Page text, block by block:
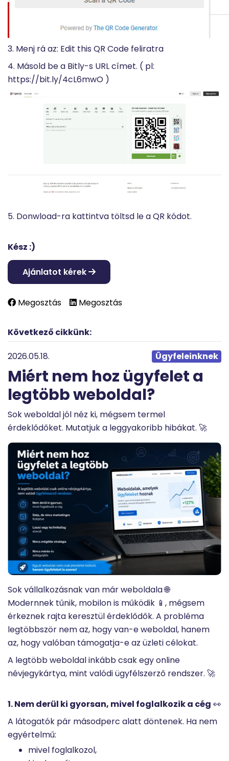
3. Menj rá az: Edit this QR Code feliratra
4. Másold be a Bitly-s URL címet. ( pl:
https://bit.ly/4cL6mwO )
5. Donwload-ra kattintva töltsd le a QR kódot.
Kész :)
Ajánlatot kérek
Megosztás Megosztás
Következő cikkünk:
2026.05.18. Ügyfeleinknek
Miért nem hoz ügyfelet a
legtöbb weboldal?
Sok weboldal jól néz ki, mégsem termel
érdeklődőket. Mutatjuk a leggyakoribb hibákat. 🚀
Sok vállalkozásnak van már weboldala 🌐
Modernnek tűnik, mobilon is működik 📱, mégsem
érkeznek rajta keresztül érdeklődők. A probléma
legtöbbször nem az, hogy van-e weboldal, hanem
az, hogy valóban támogatja-e az üzleti célokat.
A legtöbb weboldal inkább csak egy online
névjegykártya, mint valódi ügyfélszerző rendszer. 🚀
1. Nem derül ki gyorsan, mivel foglalkozik a cég 👀
A látogatók pár másodperc alatt döntenek. Ha nem
egyértelmű:
mivel foglalkozol,